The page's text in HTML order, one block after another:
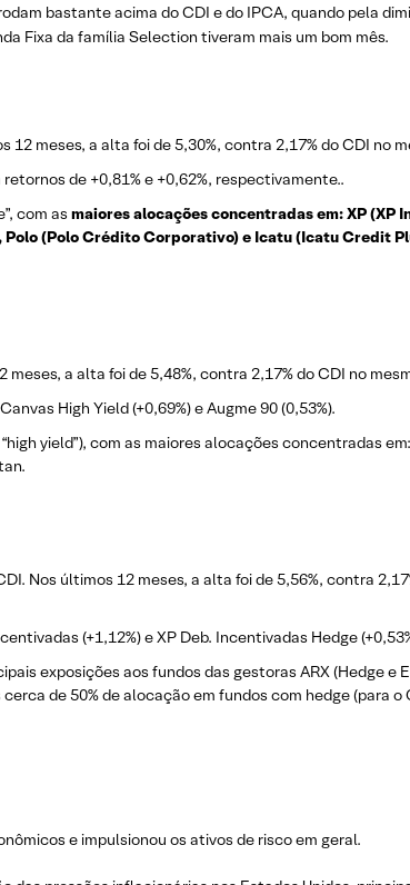
bastante acima do CDI e do IPCA, quando pela
Fixa da família Selection tiveram mais um bom mês.
meses, a alta foi de 5,30%, contra 2,17% do CDI no
de +0,81% e +0,62%, respectivamente..
com as maiores alocações concentradas em: XP (XP
Polo (Polo Crédito Corporativo) e Icatu (Icatu Credit
a alta foi de 5,48%, contra 2,17% do CDI no
High Yield (+0,69%) e Augme 90 (0,53%).
yield”), com as maiores alocações concentradas
Nos últimos 12 meses, a alta foi de 5,56%, contra
(+1,12%) e XP Deb. Incentivadas Hedge
exposições aos fundos das gestoras ARX (Hedge e
de 50% de alocação em fundos com hedge (para o
e impulsionou os ativos de risco em geral.